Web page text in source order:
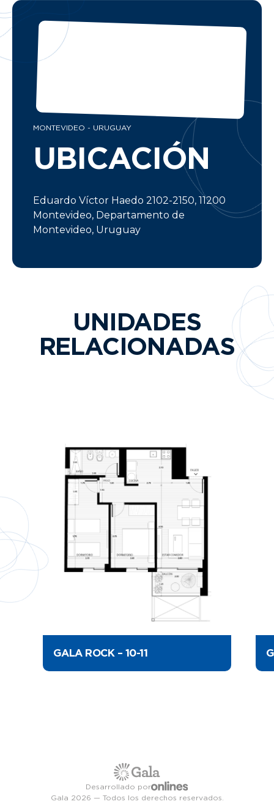
MONTEVIDEO - URUGUAY
UBICACIÓN
Eduardo Víctor Haedo 2102-2150, 11200
Montevideo, Departamento de
Montevideo, Uruguay
UNIDADES
RELACIONADAS
GALA ROCK – 10-11
Gala 2026 — Todos los derechos reservados.
Desarrollado por